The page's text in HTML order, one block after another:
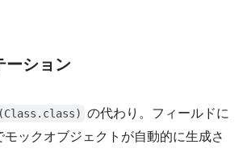
ーション
の代わり。フィールドに
ックオブジェクトが自動的に生成さ